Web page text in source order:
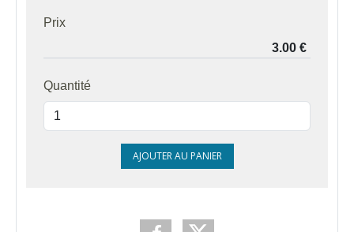
Prix
Quantité
AJOUTER AU PANIER